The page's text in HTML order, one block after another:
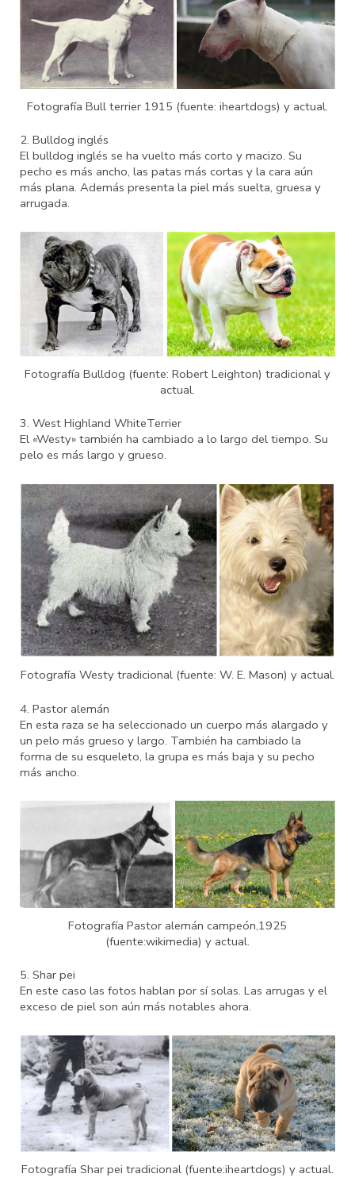
Fotografía Bull terrier 1915 (fuente: iheartdogs) y actual.
2. Bulldog inglés
El bulldog inglés se ha vuelto más corto y macizo. Su
pecho es más ancho, las patas más cortas y la cara aún
más plana. Además presenta la piel más suelta, gruesa y
arrugada.
Fotografía Bulldog (fuente: Robert Leighton) tradicional y
actual.
3. West Highland WhiteTerrier
El «Westy» también ha cambiado a lo largo del tiempo. Su
pelo es más largo y grueso.
Fotografía Westy tradicional (fuente: W. E. Mason) y actual.
4. Pastor alemán
En esta raza se ha seleccionado un cuerpo más alargado y
un pelo más grueso y largo. También ha cambiado la
forma de su esqueleto, la grupa es más baja y su pecho
más ancho.
Fotografía Pastor alemán campeón,1925
(fuente:wikimedia) y actual.
5. Shar pei
En este caso las fotos hablan por sí solas. Las arrugas y el
exceso de piel son aún más notables ahora.
Fotografía Shar pei tradicional (fuente:iheartdogs) y actual.